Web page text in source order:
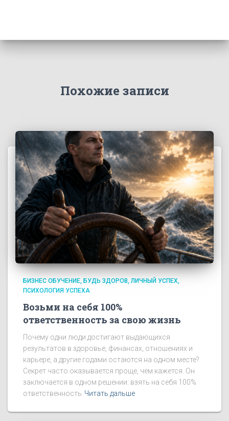
Похожие записи
БИЗНЕС ОБУЧЕНИЕ БУДЬ ЗДОРОВ ЛИЧНЫЙ УСПЕХ
ПСИХОЛОГИЯ УСПЕХА
Возьми на себя 100%
ответственность за свою жизнь
Почему одни люди достигают выдающихся
результатов в здоровье, финансах, отношениях и
карьере, а другие годами остаются на одном месте?
Секрет часто оказывается проще, чем кажется. Он
заключается в одном решении: взять на себя 100%
ответственность Читать дальше